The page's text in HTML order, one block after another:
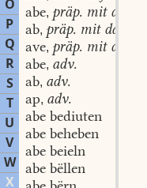
O
P
Q
R
S
T
U
V
W
X
abe, präp. mit dat.
ab, präp. mit dat.
ave, präp. mit dat.
abe, adv.
ab, adv.
ap, adv.
abe bediuten
abe beheben
abe beieln
abe bëllen